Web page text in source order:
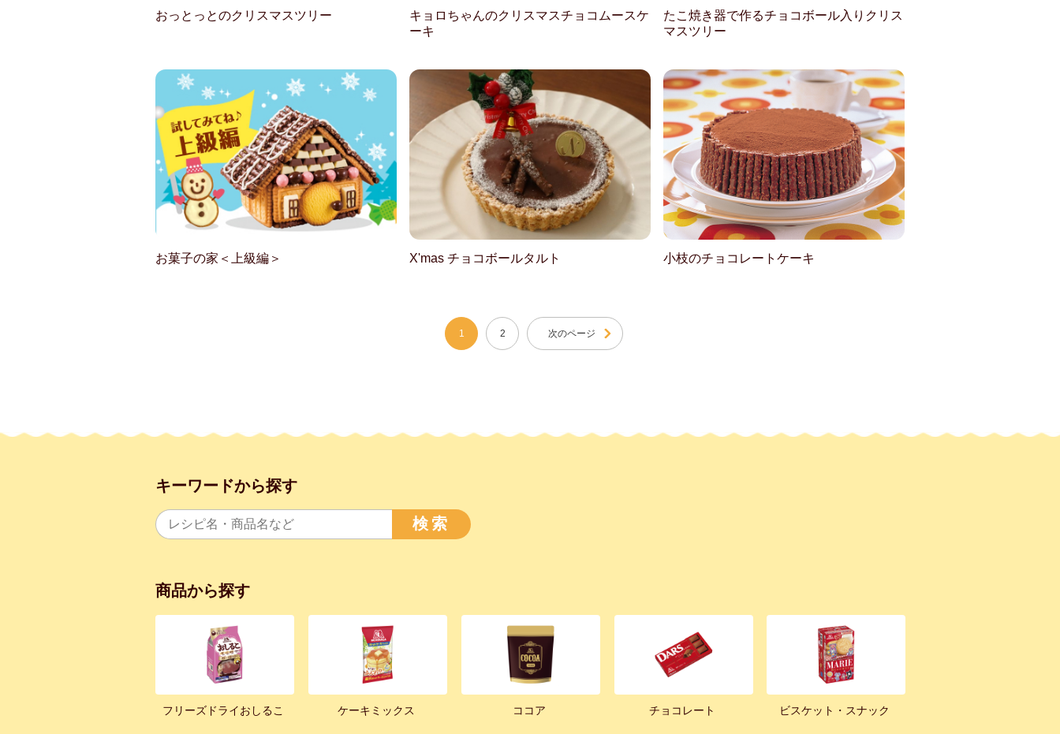
おっとっとのクリスマスツリー
キョロちゃんのクリスマスチョコムースケ
ーキ
たこ焼き器で作るチョコボール入りクリス
マスツリー
お菓子の家＜上級編＞ X'mas チョコボールタルト 小枝のチョコレートケーキ
1 2 次のページ
キーワードから探す
検索
商品から探す
フリーズドライおしるこ ケーキミックス ココア チョコレート ビスケット・スナック